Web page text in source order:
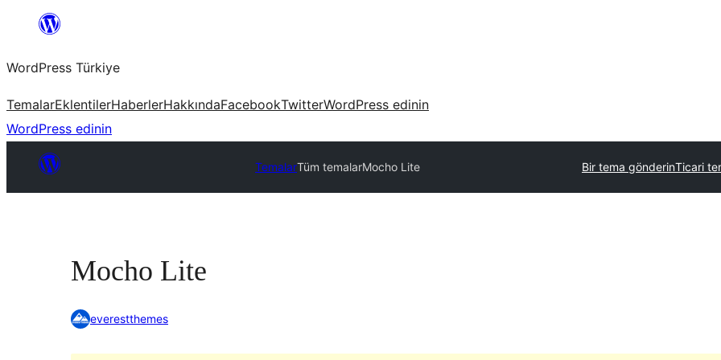
İçeriğe
WordPress Türkiye
TemalarEklentilerHaberlerHakkındaFacebookTwitterWordPress edinin
WordPress edinin
TemalarTüm temalarMocho Lite Bir tema gönderinTicari
Mocho Lite
everestthemes